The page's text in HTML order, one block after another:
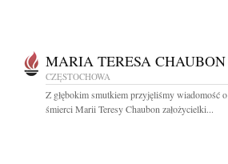
MARIA TERESA CHAUBON
CZĘSTOCHOWA
Z głębokim smutkiem przyjęliśmy wiadomość o
śmierci Marii Teresy Chaubon założycielki...